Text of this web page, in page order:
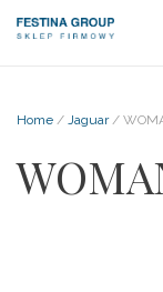
Home / Jaguar/